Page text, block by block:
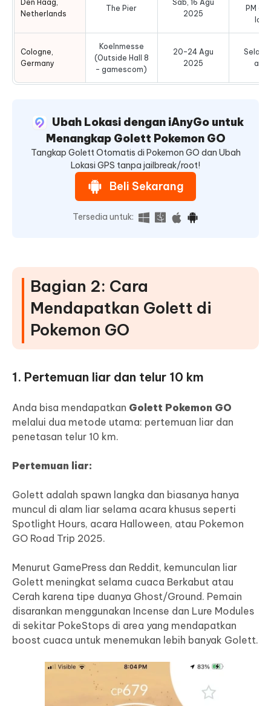
Den Haag,
Netherlands
The Pier
Sab, 16 Agu
2025
PM
Cologne,
Germany
Koelnmesse
(Outside Hall 8
– gamescom)
20–24 Agu
2025
Ubah Lokasi dengan iAnyGo untuk
Menangkap Golett Pokemon GO
Tangkap Golett Otomatis di Pokemon GO dan Ubah
Lokasi GPS tanpa jailbreak/root!
Beli Sekarang
Tersedia untuk:
Bagian 2: Cara
Mendapatkan Golett di
Pokemon GO
1. Pertemuan liar dan telur 10 km
Anda bisa mendapatkan Golett Pokemon GO
melalui dua metode utama: pertemuan liar dan
penetasan telur 10 km.
Pertemuan liar:
Golett adalah spawn langka dan biasanya hanya
muncul di alam liar selama acara khusus seperti
Spotlight Hours, acara Halloween, atau Pokemon
GO Road Trip 2025.
Menurut GamePress dan Reddit, kemunculan liar
Golett meningkat selama cuaca Berkabut atau
Cerah karena tipe duanya Ghost/Ground. Pemain
disarankan menggunakan Incense dan Lure Modules
di sekitar PokeStops di area yang mendapatkan
boost cuaca untuk menemukan lebih banyak Golett.